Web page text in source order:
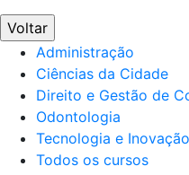
Voltar
Administração
Ciências da Cidade
Direito e Gestão de
Odontologia
Tecnologia e
Todos os cursos